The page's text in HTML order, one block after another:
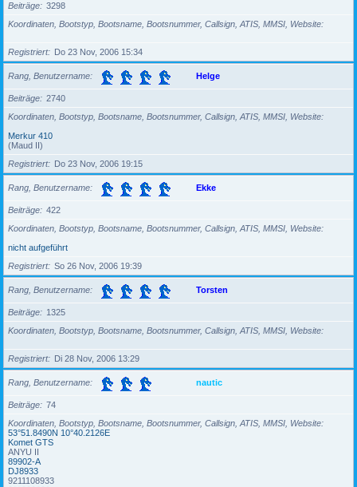
Beiträge
3298
Koordinaten, Bootstyp, Bootsname, Bootsnummer, Callsign, ATIS, MMSI, Website
Registriert Do 23 Nov, 2006 15:34
Rang, Benutzername Helge
Beiträge
2740
Koordinaten, Bootstyp, Bootsname, Bootsnummer, Callsign, ATIS, MMSI, Website
Merkur 410
(Maud II)
Registriert
Do 23 Nov, 2006 19:15
Rang, Benutzername Ekke
Beiträge
422
Koordinaten, Bootstyp, Bootsname, Bootsnummer, Callsign, ATIS, MMSI, Website
nicht aufgeführt
Registriert
So 26 Nov, 2006 19:39
Rang, Benutzername Torsten
Beiträge
1325
Koordinaten, Bootstyp, Bootsname, Bootsnummer, Callsign, ATIS, MMSI, Website
Registriert Di 28 Nov, 2006 13:29
Rang, Benutzername nautic
Beiträge
74
Koordinaten, Bootstyp, Bootsname, Bootsnummer, Callsign, ATIS, MMSI, Website
53°51.8490N 10°40.2126E
Komet GTS
ANYU II
89902-A
DJ8933
9211108933